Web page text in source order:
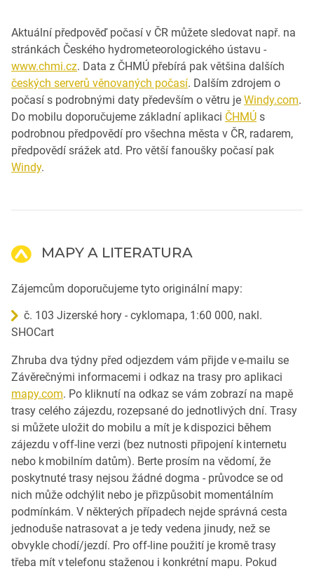
Aktuální předpověď počasí v ČR můžete sledovat např. na
stránkách Českého hydrometeorologického ústavu -
www.chmi.cz. Data z ČHMÚ přebírá pak většina dalších
českých serverů věnovaných počasí. Dalším zdrojem o
počasí s podrobnými daty především o větru je Windy.com.
Do mobilu doporučujeme základní aplikaci ČHMÚ s
podrobnou předpovědí pro všechna města v ČR, radarem,
předpovědí srážek atd. Pro větší fanoušky počasí pak
Windy.
MAPY A LITERATURA
Zájemcům doporučujeme tyto originální mapy:
č. 103 Jizerské hory - cyklomapa, 1:60 000, nakl.
SHOCart
Zhruba dva týdny před odjezdem vám přijde v e-mailu se
Závěrečnými informacemi i odkaz na trasy pro aplikaci
mapy.com. Po kliknutí na odkaz se vám zobrazí na mapě
trasy celého zájezdu, rozepsané do jednotlivých dní. Trasy
si můžete uložit do mobilu a mít je k dispozici během
zájezdu v off-line verzi (bez nutnosti připojení k internetu
nebo k mobilním datům). Berte prosím na vědomí, že
poskytnuté trasy nejsou žádné dogma - průvodce se od
nich může odchýlit nebo je přizpůsobit momentálním
podmínkám. V některých případech nejde správná cesta
jednoduše natrasovat a je tedy vedena jinudy, než se
obvykle chodí/jezdí. Pro off-line použití je kromě trasy
třeba mít v telefonu staženou i konkrétní mapu. Pokud